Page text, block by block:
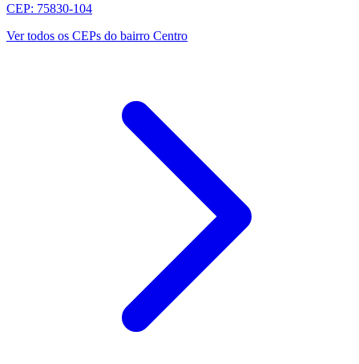
CEP: 75830-104
Ver todos os CEPs do bairro Centro